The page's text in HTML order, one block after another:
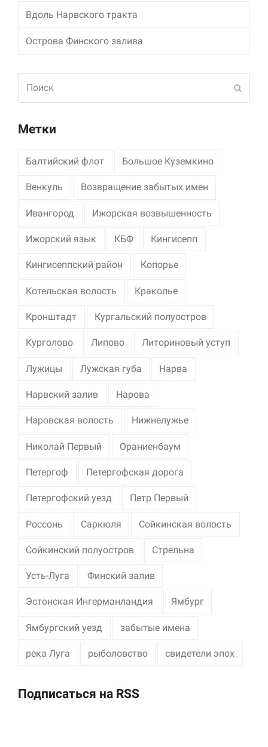
Вдоль Нарвского тракта
Острова Финского залива
Метки
Балтийский флот Большое Куземкино
Венкуль Возвращение забытых имен
Ивангород Ижорская возвышенность
Ижорский язык КБФ Кингисепп
Кингисеппский район Копорье
Котельская волость Краколье
Кронштадт Кургальский полуостров
Курголово Липово Литориновый уступ
Лужицы Лужская губа Нарва
Нарвский залив Нарова
Наровская волость Нижнелужье
Николай Первый Ораниенбаум
Петергоф Петергофская дорога
Петергофский уезд Петр Первый
Россонь Саркюля Сойкинская волость
Сойкинский полуостров Стрельна
Усть-Луга Финский залив
Эстонская Ингерманландия Ямбург
Ямбургский уезд забытые имена
река Луга рыболовство свидетели эпох
Подписаться на RSS